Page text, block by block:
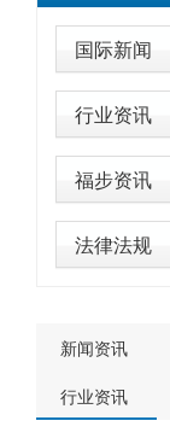
国际新闻
行业资讯
福步资讯
法律法规
新闻资讯
行业资讯